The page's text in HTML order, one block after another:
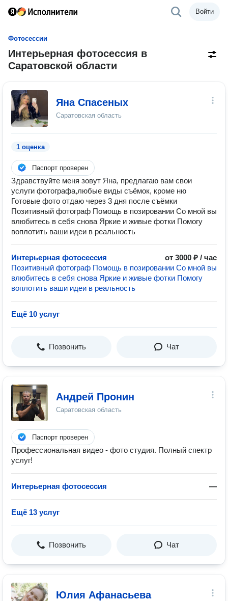
Войти
Фотосессии
Интерьерная фотосессия в
Саратовской области
Яна Спасеных
Саратовская область
1 оценка
Паспорт проверен
Здравствуйте меня зовут Яна, предлагаю вам свои
услуги фотографа,любые виды съёмок, кроме ню
Готовые фото отдаю через 3 дня после съёмки
Позитивный фотограф Помощь в позировании Со мной вы
влюбитесь в себя снова Яркие и живые фотки Помогу
воплотить ваши идеи в реальность
Интерьерная фотосессия
от 3000 ₽ / час
Позитивный фотограф Помощь в позировании Со мной вы
влюбитесь в себя снова Яркие и живые фотки Помогу
воплотить ваши идеи в реальность
Ещё 10 услуг
Позвонить Чат
Андрей Пронин
Саратовская область
Паспорт проверен
Профессиональная видео - фото студия. Полный спектр
услуг!
Интерьерная фотосессия —
Ещё 13 услуг
Позвонить Чат
Юлия Афанасьева